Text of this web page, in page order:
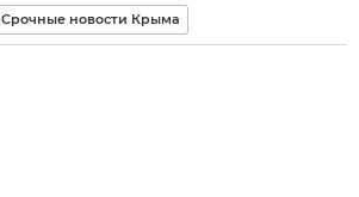
Срочные новости Крыма